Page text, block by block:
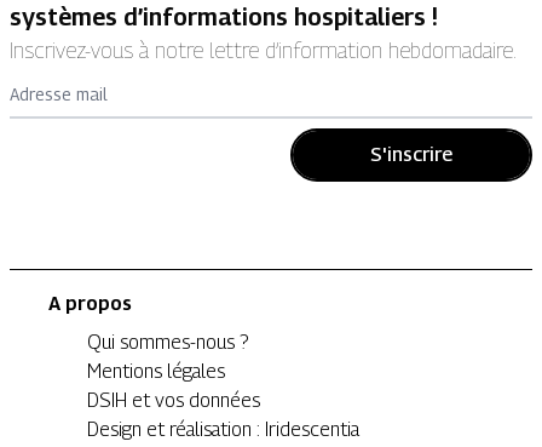
systèmes d’informations hospitaliers !
Inscrivez-vous à notre lettre d’information hebdomadaire.
Adresse mail
S'inscrire
A propos
Qui sommes-nous ?
Mentions légales
DSIH et vos données
Design et réalisation : Iridescentia